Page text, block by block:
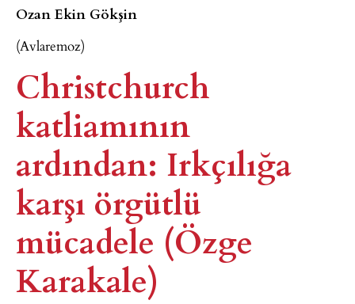
Ozan Ekin Gökşin
(Avlaremoz)
Christchurch
katliamının
ardından: Irkçılığa
karşı örgütlü
mücadele (Özge
Karakale)